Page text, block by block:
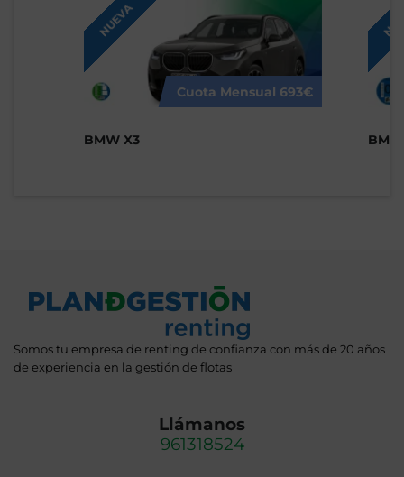
NUEVA
Cuota Mensual 693€
BMW X3
Somos tu empresa de renting de confianza con más de 20 años
de experiencia en la gestión de flotas
Llámanos
961318524